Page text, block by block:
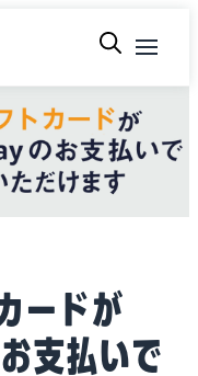
ードが
支払いで